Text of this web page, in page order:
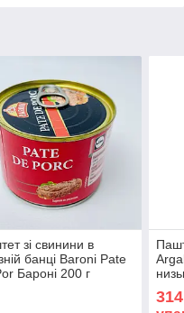
зі свинини в
банці Baroni Pate
Бароні 200 г